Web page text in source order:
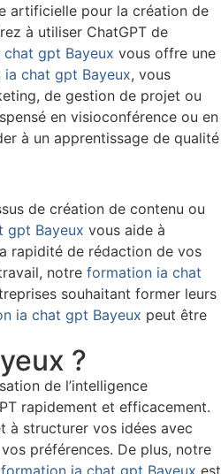
artificielle pour la création de
à utiliser ChatGPT de
gpt Bayeux vous offre une
chat gpt Bayeux, vous
de gestion de projet ou
en visioconférence ou en
à un apprentissage de qualité
de création de contenu ou
gpt Bayeux vous aide à
rapidité de rédaction de vos
notre formation ia chat
souhaitant former leurs
ia chat gpt Bayeux peut être
?
de l’intelligence
rapidement et efficacement.
à structurer vos idées avec
préférences. De plus, notre
formation ia chat gpt Bayeux est